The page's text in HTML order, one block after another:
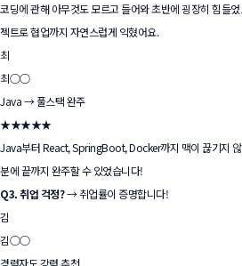
코딩에 관해 아무것도 모르고 들어와 초반에 굉장히 힘들
젝트로 협업까지 자연스럽게 익혔어요.
최
최○○
Java → 풀스택 완주
★★★★★
Java부터 React, SpringBoot, Docker까지 맥이 끊기지 않
분에 끝까지 완주할 수 있었습니다!
Q3. 취업 걱정?→ 취업률이 증명합니다!
김
김○○
경력자도 강력 추천